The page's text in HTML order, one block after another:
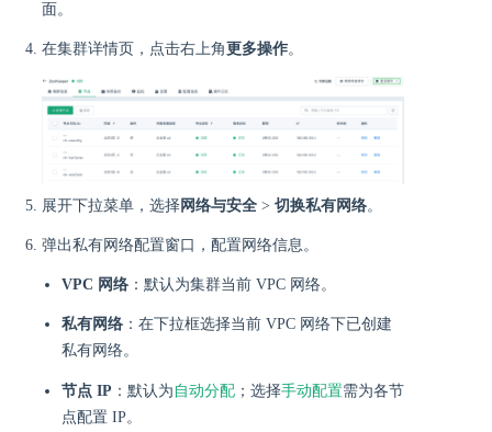
面。
在集群详情页，点击右上角 更多操作。
展开下拉菜单，选择网络与安全 > 切换私有网络。
弹出私有网络配置窗口，配置网络信息。
VPC 网络 ：默认为集群当前 VPC 网络。
私有网络 ：在下拉框选择当前 VPC 网络下已创建
私有网络。
节点 IP ：默认为 自动分配 ；选择手动配置需为各节
点配置 IP。